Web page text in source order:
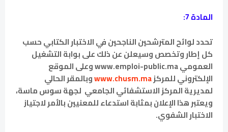
المادة 7:
تحدد لوائح المترشحين الناجحين في الاختبار الكتابي حسب
كل إطار وتخصص وسيعلن عن ذلك على بوابة التشغيل
العمومي www.emploi-public.ma وعلى الموقع
الإلكتروني للمركزwww.chusm.maوبالمقر الحالي
لمديرية المركز الاستشفائي الجامعي لجهة سوس ماسة،
ويعتبر هذا الإعلان بمثابة استدعاء للمعنيين بالأمر لاجتياز
الاختبار الشفوي.